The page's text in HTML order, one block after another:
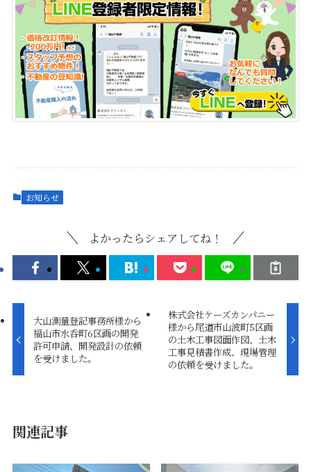
お知らせ
よかったらシェアしてね！
大山測量登記事務所様から
福山市水呑町6区画の開発
許可申請、開発設計の依頼
を受けました。
株式会社ケーズカンパニー
様から尾道市山波町5区画
の土木工事図面作図、土木
工事見積書作成、現場管理
の依頼を受けました。
関連記事